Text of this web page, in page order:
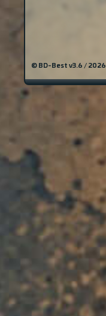
© BD-Best v3.6 / 2026